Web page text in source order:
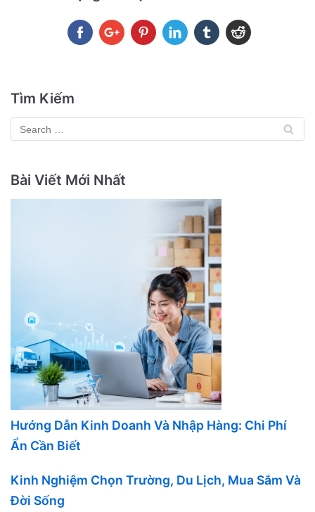
Tìm Kiếm
Bài Viết Mới Nhất
Hướng Dẫn Kinh Doanh Và Nhập Hàng: Chi Phí
Ẩn Cần Biết
Kinh Nghiệm Chọn Trường, Du Lịch, Mua Sắm Và
Đời Sống